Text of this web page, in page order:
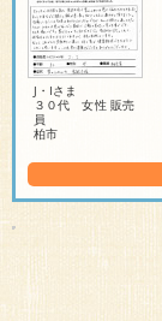
J・Iさま
３０代 女性 販売
員
柏市